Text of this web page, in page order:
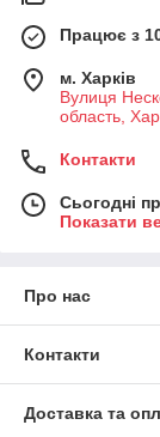
Працює з
м. Харків
Вулиця
область,
Контакти
Сьогодні
Показати
Про нас
Контакти
Доставка та